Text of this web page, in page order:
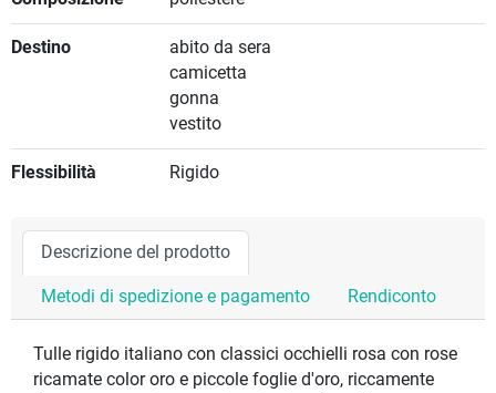
Destino
abito da sera
camicetta
gonna
vestito
Flessibilità Rigido
Descrizione del prodotto
Metodi di spedizione e pagamento Rendiconto
Tulle rigido italiano con classici occhielli rosa con rose
ricamate color oro e piccole foglie d'oro, riccamente